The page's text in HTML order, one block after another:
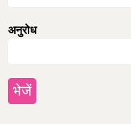
अनुरोध
भेजें